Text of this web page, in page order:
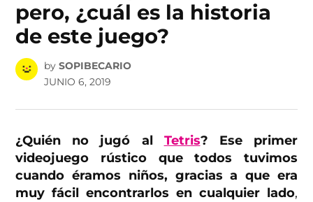
pero, ¿cuál es la historia
de este juego?
by SOPIBECARIO
JUNIO 6, 2019
¿Quién no jugó al Tetris?
Ese primer
videojuego rústico que todos tuvimos
cuando éramos niños, gracias a que era
muy fácil encontrarlos en cualquier lado,